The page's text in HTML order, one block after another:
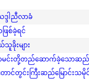
ဒါညီလာခံ
ြစ်ခဲ့ရင်
ခိုးများ
ာမင်းတို့တည်ဆောက်ခဲ့သောဆည်မြ
ောင်တွင်းကြီးဆည်မြောင်းသမို